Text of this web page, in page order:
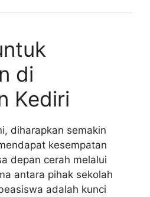
di
Kediri
diharapkan semakin
kesempatan
depan cerah melalui
antara pihak sekolah
adalah kunci